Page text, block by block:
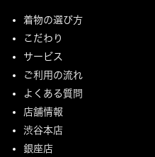
着物の選び方
こだわり
サービス
ご利用の流れ
よくある質問
店舗情報
渋谷本店
銀座店